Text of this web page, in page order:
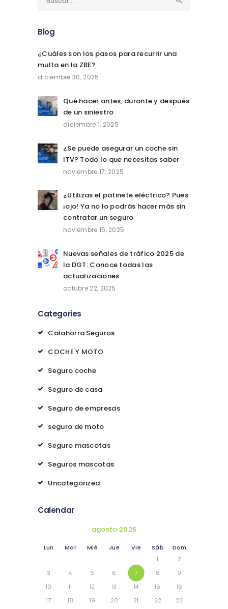
Blog
¿Cuáles son los pasos para recurrir una
multa en la ZBE?
diciembre 30, 2025
Qué hacer antes, durante y después
de un siniestro
diciembre 1, 2025
¿Se puede asegurar un coche sin
ITV? Todo lo que necesitas saber
noviembre 17, 2025
¿Utilizas el patinete eléctrico? Pues
¡ojo! Ya no lo podrás hacer más sin
contratar un seguro
noviembre 15, 2025
Nuevas señales de tráfico 2025 de
la DGT: Conoce todas las
actualizaciones
octubre 22, 2025
Categories
Calahorra Seguros
COCHE Y MOTO
Seguro coche
Seguro de casa
Seguro de empresas
seguro de moto
Seguro mascotas
Seguros mascotas
Uncategorized
Calendar
agosto 2026
Lun Mar Mié Jue Vie Sáb
Dom
1
2
3
4 5 6 7 8
9
10
11 12 13 14 15
16
17
18 19 20 21 22
23